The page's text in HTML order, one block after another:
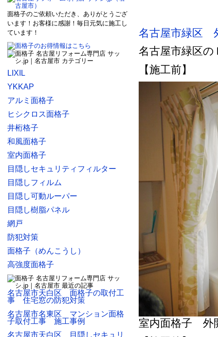
名古屋市緑区
名古屋市緑区
【施工前】
室内面格子 外
面格子のご依頼いただき、ありがとうござ
います！お客様に感謝！毎日元気に施工し
ています！
LIXIL
YKKAP
アルミ面格子
ヒシクロス面格子
井桁格子
和風面格子
室内面格子
目隠しセキュリティフィルター
目隠しフィルム
目隠し可動ルーパー
目隠し樹脂パネル
網戸
防犯対策
面格子（めんこうし）
高強度面格子
名古屋市天白区 面格子の取付工
事 住宅窓の防犯対策
名古屋市名東区 マンション面格
子取付工事 施工事例
名古屋市天白区 目隠しセキュリ